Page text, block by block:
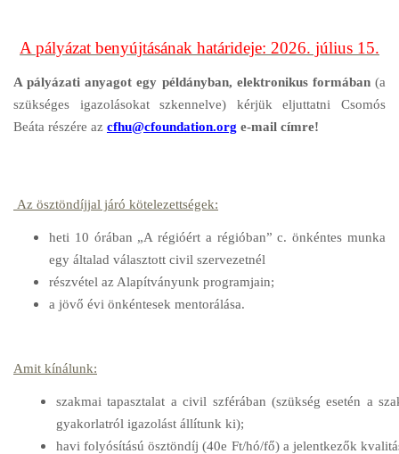
A pályázat benyújtásának határideje: 2026. július 15.
A pályázati anyagot egy példányban, elektronikus formában (a
szükséges igazolásokat szkennelve) kérjük eljuttatni Csomós
Beáta részére az cfhu@cfoundation.org e-mail címre!
Az ösztöndíjjal járó kötelezettségek:
heti 10 órában „A régióért a régióban” c. önkéntes munka
egy általad választott civil szervezetnél
részvétel az Alapítványunk programjain;
a jövő évi önkéntesek mentorálása.
Amit kínálunk:
szakmai tapasztalat a civil szférában (szükség esetén a
gyakorlatról igazolást állítunk ki);
havi folyósítású ösztöndíj (40e Ft/hó/fő) a jelentkezők